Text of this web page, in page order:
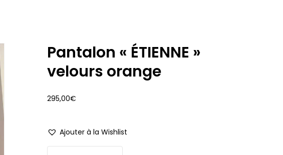
Pantalon « ÉTIENNE »
velours orange
295,00€
Ajouter à la Wishlist